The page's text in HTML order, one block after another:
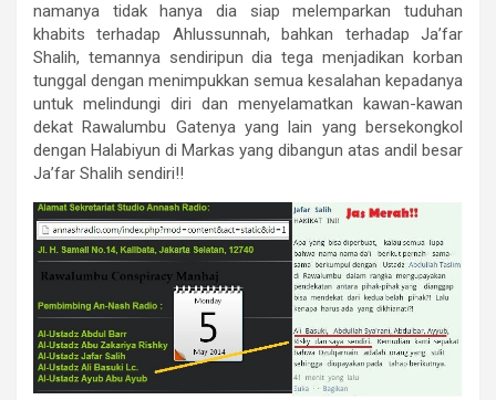
namanya tidak hanya dia siap melemparkan tuduhan
khabits terhadap Ahlussunnah, bahkan terhadap Ja’far
Shalih, temannya sendiripun dia tega menjadikan korban
tunggal dengan menimpukkan semua kesalahan kepadanya
untuk melindungi diri dan menyelamatkan kawan-kawan
dekat Rawalumbu Gatenya yang lain yang bersekongkol
dengan Halabiyun di Markas yang dibangun atas andil besar
Ja’far Shalih sendiri!!